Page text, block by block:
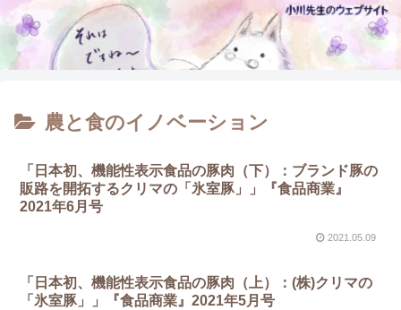
農と食のイノベーション
「日本初、機能性表示食品の豚肉（下）：ブランド豚の
販路を開拓するクリマの「氷室豚」」『食品商業』
2021年6月号
2021.05.09
「日本初、機能性表示食品の豚肉（上）：(株)クリマの
「氷室豚」」『食品商業』2021年5月号